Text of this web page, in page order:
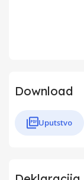
Download
Uputstvo